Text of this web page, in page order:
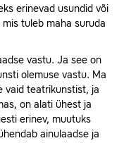
erinevad usundid või
tuleb maha suruda
vastu. Ja see on
olemuse vastu. Ma
vaid teatrikunstist, ja
on alati ühest ja
erinev, muutuks
ainulaadse ja